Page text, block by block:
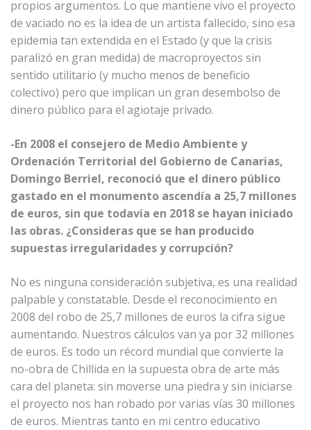
propios argumentos. Lo que mantiene vivo el proyecto
de vaciado no es la idea de un artista fallecido, sino esa
epidemia tan extendida en el Estado (y que la crisis
paralizó en gran medida) de macroproyectos sin
sentido utilitario (y mucho menos de beneficio
colectivo) pero que implican un gran desembolso de
dinero público para el agiotaje privado.
-En 2008 el consejero de Medio Ambiente y
Ordenación Territorial del Gobierno de Canarias,
Domingo Berriel, reconoció que el dinero público
gastado en el monumento ascendía a 25,7 millones
de euros, sin que todavía en 2018 se hayan iniciado
las obras. ¿Consideras que se han producido
supuestas irregularidades y corrupción?
No es ninguna consideración subjetiva, es una realidad
palpable y constatable. Desde el reconocimiento en
2008 del robo de 25,7 millones de euros la cifra sigue
aumentando. Nuestros cálculos van ya por 32 millones
de euros. Es todo un récord mundial que convierte la
no-obra de Chillida en la supuesta obra de arte más
cara del planeta: sin moverse una piedra y sin iniciarse
el proyecto nos han robado por varias vías 30 millones
de euros. Mientras tanto en mi centro educativo